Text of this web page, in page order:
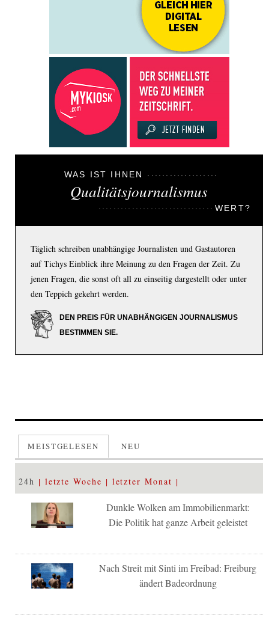
WAS IST IHNEN
Qualitätsjournalismus
WERT?
Täglich schreiben unabhängige Journalisten und Gastautoren
auf Tichys Einblick ihre Meinung zu den Fragen der Zeit. Zu
jenen Fragen, die sonst oft all zu einseitig dargestellt oder unter
den Teppich gekehrt werden.
DEN PREIS FÜR UNABHÄNGIGEN JOURNALISMUS
BESTIMMEN SIE.
MEISTGELESEN NEU
24h letzte Woche letzter Monat
Dunkle Wolken am Immobilienmarkt:
Die Politik hat ganze Arbeit geleistet
Nach Streit mit Sinti im Freibad: Freiburg
ändert Badeordnung